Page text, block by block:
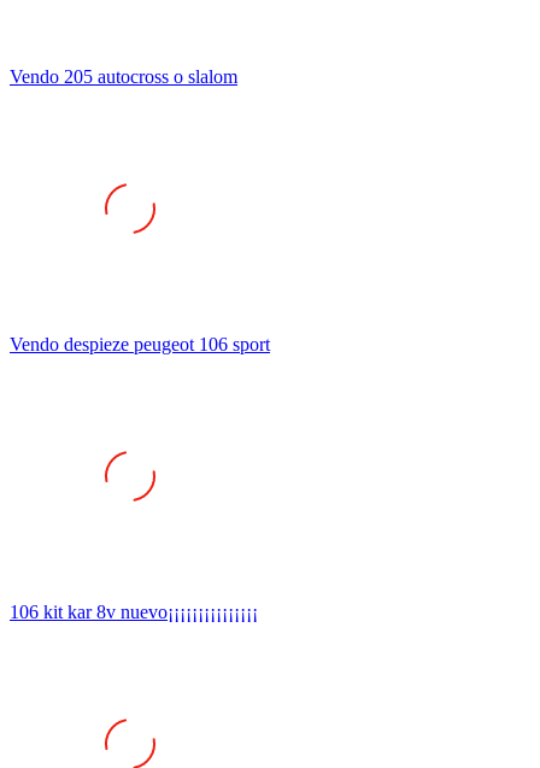
Vendo 205 autocross o slalom
Vendo despieze peugeot 106 sport
106 kit kar 8v nuevo¡¡¡¡¡¡¡¡¡¡¡¡¡¡¡